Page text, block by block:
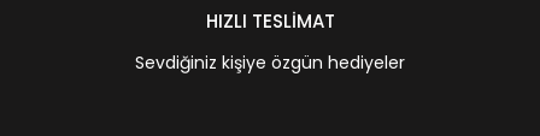
HIZLI TESLİMAT
Sevdiğiniz kişiye özgün hediyeler